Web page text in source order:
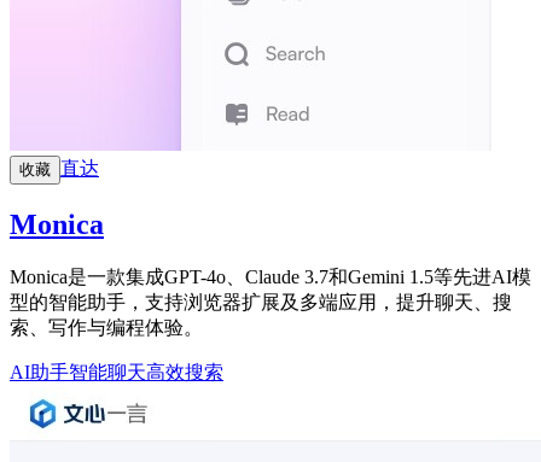
收藏 直达
Monica
Monica是一款集成GPT-4o、Claude 3.7和Gemini 1.5等先进AI模
型的智能助手，支持浏览器扩展及多端应用，提升聊天、搜
索、写作与编程体验。
AI助手智能聊天高效搜索